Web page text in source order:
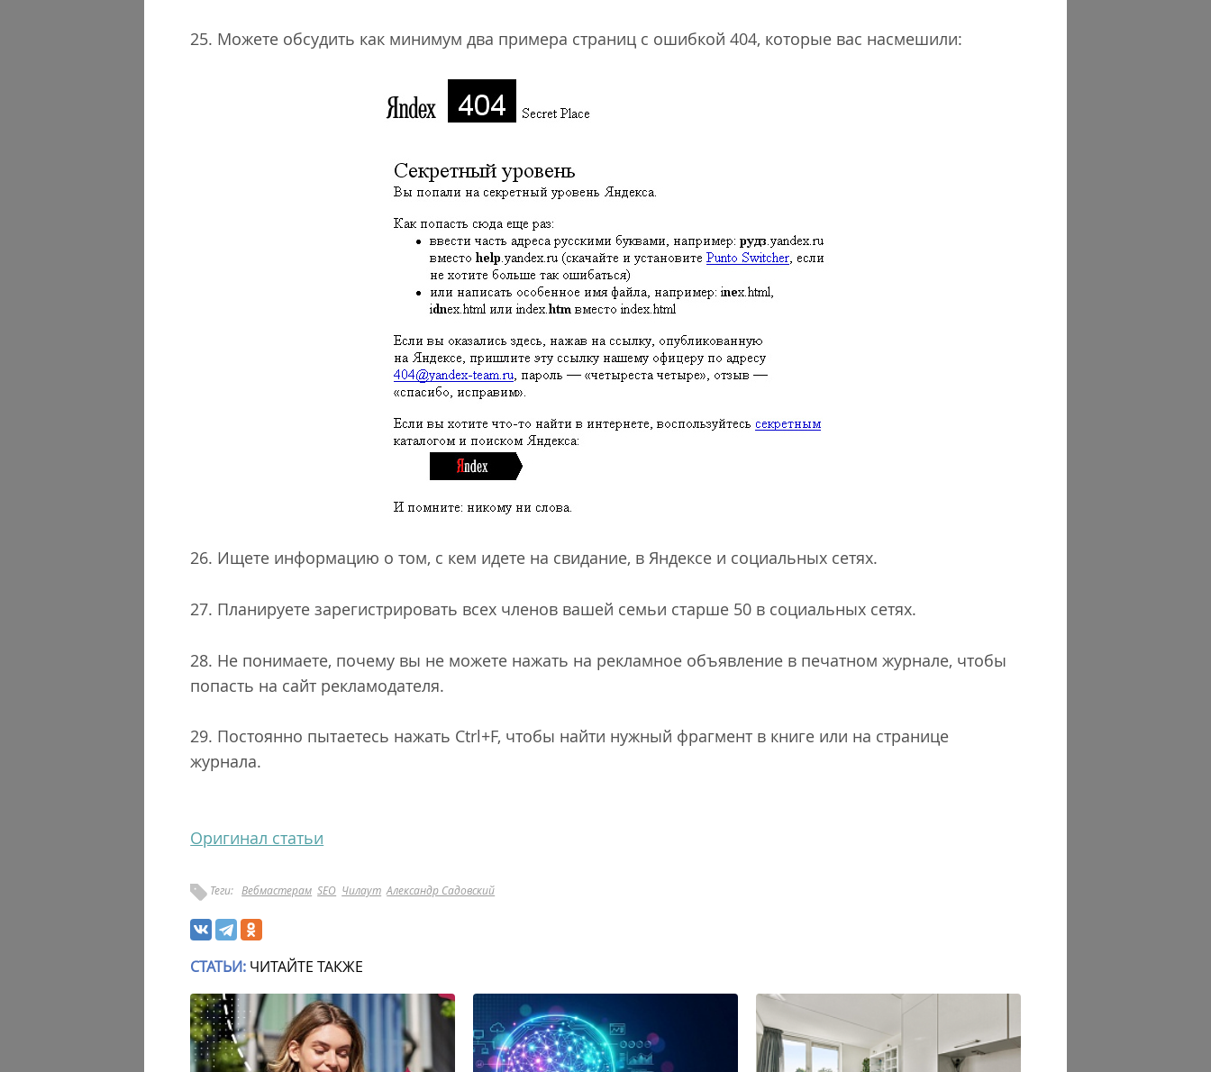
25. Можете обсудить как минимум два примера страниц с ошибкой 404, которые вас насмешили:
26. Ищете информацию о том, с кем идете на свидание, в Яндексе и социальных сетях.
27. Планируете зарегистрировать всех членов вашей семьи старше 50 в социальных сетях.
28. Не понимаете, почему вы не можете нажать на рекламное объявление в печатном журнале, чтобы
попасть на сайт рекламодателя.
29. Постоянно пытаетесь нажать Ctrl+F, чтобы найти нужный фрагмент в книге или на странице
журнала.
Оригинал статьи
Теги: Вебмастерам SEO Чилаут Александр Садовский
СТАТЬИ: ЧИТАЙТЕ ТАКЖЕ